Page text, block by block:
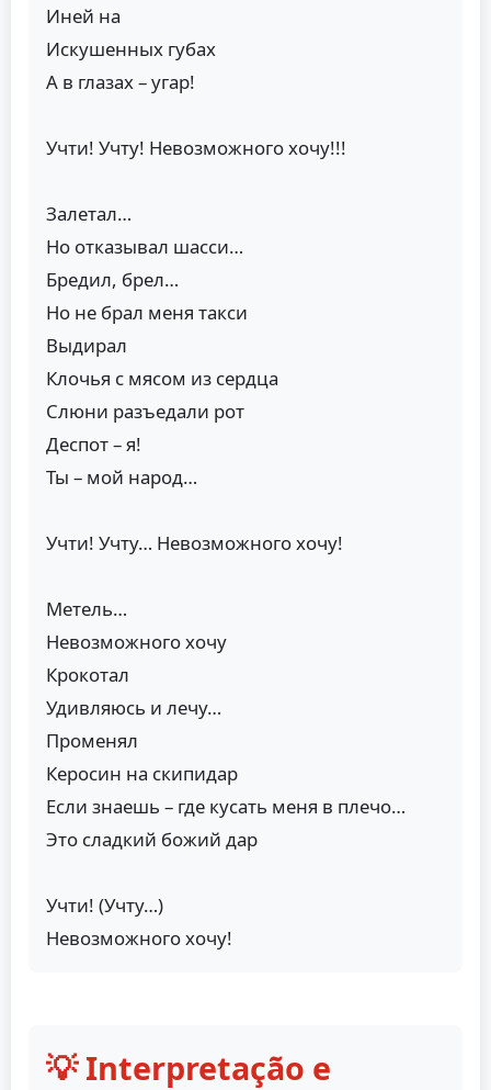
Иней на
Искушенных губах
А в глазах – угар!
Учти! Учту! Невозможного хочу!!!
Залетал…
Но отказывал шасси…
Бредил, брел…
Но не брал меня такси
Выдирал
Клочья с мясом из сердца
Слюни разъедали рот
Деспот – я!
Ты – мой народ…
Учти! Учту… Невозможного хочу!
Метель…
Невозможного хочу
Крокотал
Удивляюсь и лечу…
Променял
Керосин на скипидар
Если знаешь – где кусать меня в плечо…
Это сладкий божий дар
Учти! (Учту…)
Невозможного хочу!
💡 Interpretação e